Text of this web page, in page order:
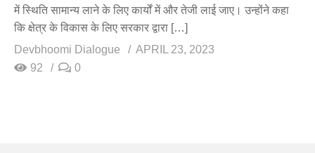
में स्थिति सामान्य लाने के लिए कार्यों में और तेजी लाई जाए। उन्होंने कहा
कि क्षेत्र के विकास के लिए सरकार द्वारा […]
Devbhoomi Dialogue
APRIL 23, 2023
92
0